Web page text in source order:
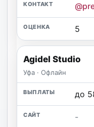
5
Agidel Studio
Уфа · Офлайн
до
-